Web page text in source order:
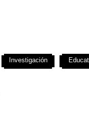
Investigación